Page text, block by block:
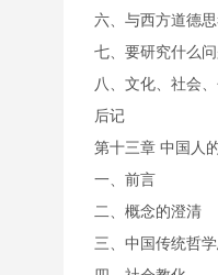
六、与西方道德
七、要研究什么
八、文化、社会
后记
第十三章 中国人
一、前言
二、概念的澄清
三、中国传统哲